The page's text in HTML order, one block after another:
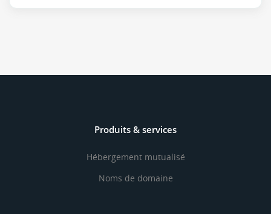
Produits & services
Hébergement mutualisé
Noms de domaine